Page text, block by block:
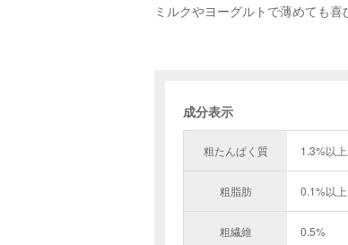
ミルクやヨーグルトで薄めても喜
成分表示
粗たんぱく質 1.3%以
粗脂肪 0.1%以上
粗繊維 0.5%